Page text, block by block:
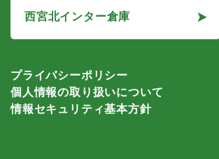
西宮北インター倉庫
プライバシーポリシー
個人情報の取り扱いについて
情報セキュリティ基本方針